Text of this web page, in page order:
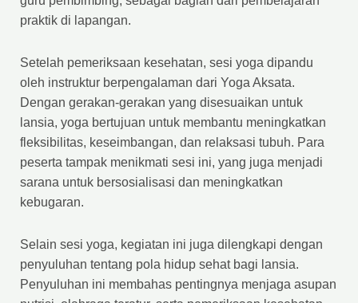
praktik di lapangan.
Setelah pemeriksaan kesehatan, sesi yoga dipandu
oleh instruktur berpengalaman dari Yoga Aksata.
Dengan gerakan-gerakan yang disesuaikan untuk
lansia, yoga bertujuan untuk membantu meningkatkan
fleksibilitas, keseimbangan, dan relaksasi tubuh. Para
peserta tampak menikmati sesi ini, yang juga menjadi
sarana untuk bersosialisasi dan meningkatkan
kebugaran.
Selain sesi yoga, kegiatan ini juga dilengkapi dengan
penyuluhan tentang pola hidup sehat bagi lansia.
Penyuluhan ini membahas pentingnya menjaga asupan